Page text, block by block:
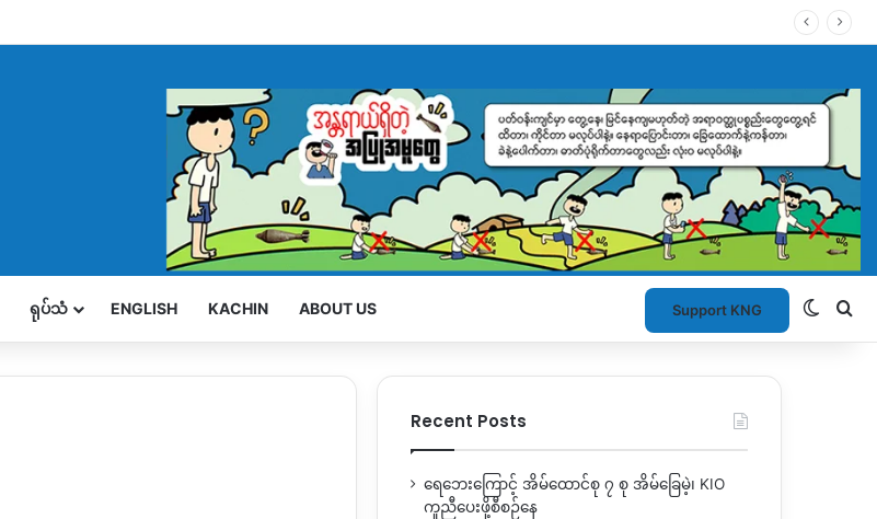
ရုပ်သံ ENGLISH KACHIN ABOUT US Support KNG
Recent Posts
ရေဘေးကြောင့် အိမ်ထောင်စု ၇ စု အိမ်ခြေမဲ့၊ KIO
ကူညီပေးဖို့စီစဉ်နေ